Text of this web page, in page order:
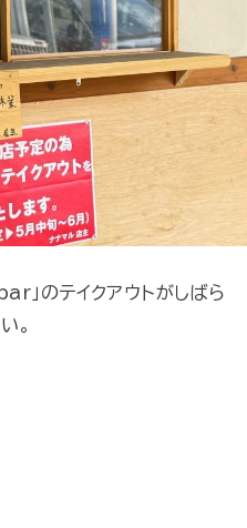
」のテイクアウトがしばら
。